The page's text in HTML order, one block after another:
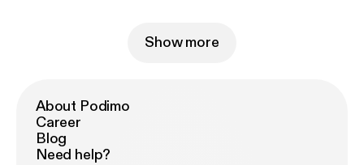
Show more
About Podimo
Career
Blog
Need help?